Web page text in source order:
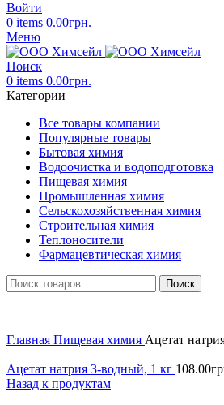
Войти
0 items 0.00грн.
Меню
Поиск
0 items 0.00грн.
Категории
Все товары компании
Популярные товары
Бытовая химия
Водоочистка и водоподготовка
Пищевая химия
Промышленная химия
Сельскохозяйственная химия
Строительная химия
Теплоносители
Фармацевтическая химия
Поиск
Главная Пищевая химия Ацетат
Ацетат натрия 3-водный, 1 кг 108.00
Назад к продуктам